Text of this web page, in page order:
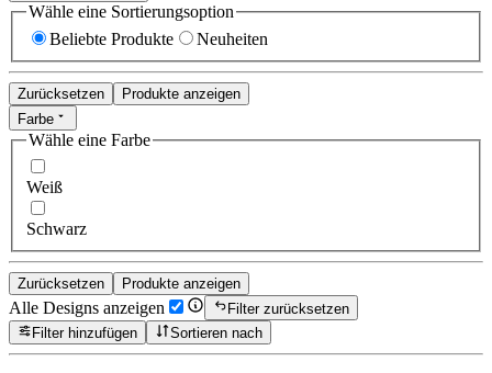
Wähle eine Sortierungsoption
Beliebte Produkte
Neuheiten
Zurücksetzen
Produkte anzeigen
Farbe
Wähle eine Farbe
Weiß
Schwarz
Zurücksetzen Produkte anzeigen
Alle Designs anzeigen
Filter zurücksetzen
Filter hinzufügen
Sortieren nach